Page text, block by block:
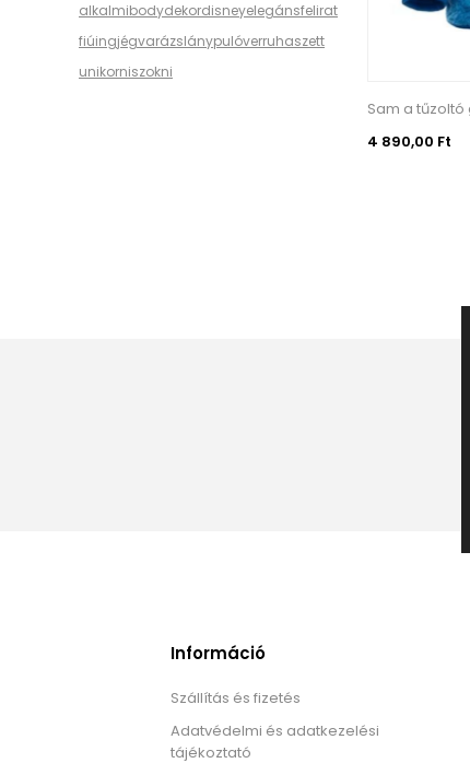
alkalmibodydekordisneyelegánsfelirat
fiúingjégvarázslánypulóverruhaszett
unikorniszokni
Sam a
4 890,00 Ft
Információ
Szállítás és fizetés
Adatvédelmi és adatkezelési
tájékoztató